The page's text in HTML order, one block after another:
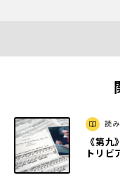
読
《第九
トリビ